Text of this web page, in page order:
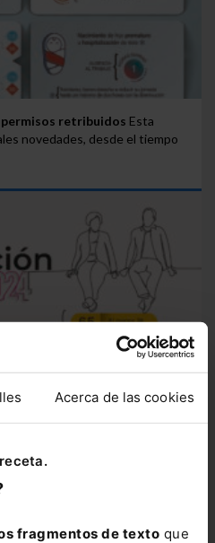
Acerca de las cookies
fragmentos de texto que
retribuidos Esta
novedades, desde el tiempo
En 2024 los requisitos para